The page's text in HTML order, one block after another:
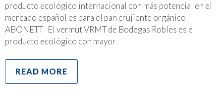
producto ecológico internacional con más potencial en el
mercado español es para el pan crujiente orgánico
ABONETT El vermut VRMT de Bodegas Robles es el
producto ecológico con mayor
READ MORE